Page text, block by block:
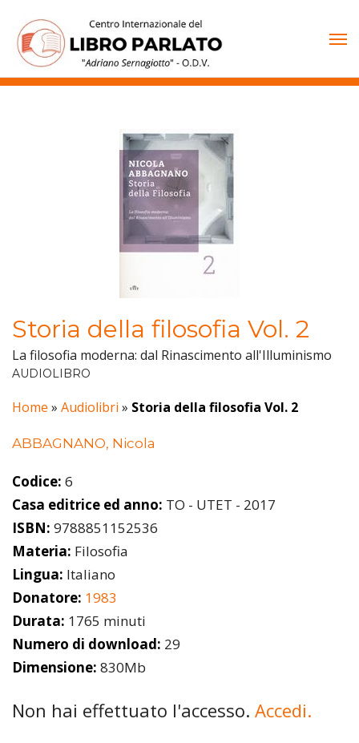
contenuto
Storia della filosofia Vol. 2
La filosofia moderna: dal Rinascimento all'Illuminismo
AUDIOLIBRO
Home » Audiolibri » Storia della filosofia Vol. 2
ABBAGNANO, Nicola
Codice: 6
Casa editrice ed anno: TO - UTET - 2017
ISBN: 9788851152536
Materia: Filosofia
Lingua: Italiano
Donatore: 1983
Durata: 1765 minuti
Numero di download: 29
Dimensione: 830Mb
Non hai effettuato l'accesso. Accedi.